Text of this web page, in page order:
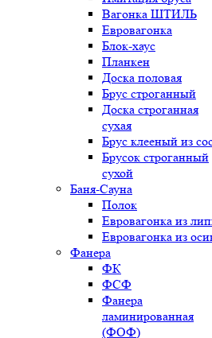
Вагонка ШТИЛЬ
Евровагонка
Блок-хаус
Планкен
Доска половая
Брус строганный
Доска строганная
сухая
Брус клееный из
Брусок строганный
сухой
Баня-Сауна
Полок
Евровагонка из
Евровагонка из
Фанера
ФК
ФСФ
Фанера
ламинированная
(ФОФ)